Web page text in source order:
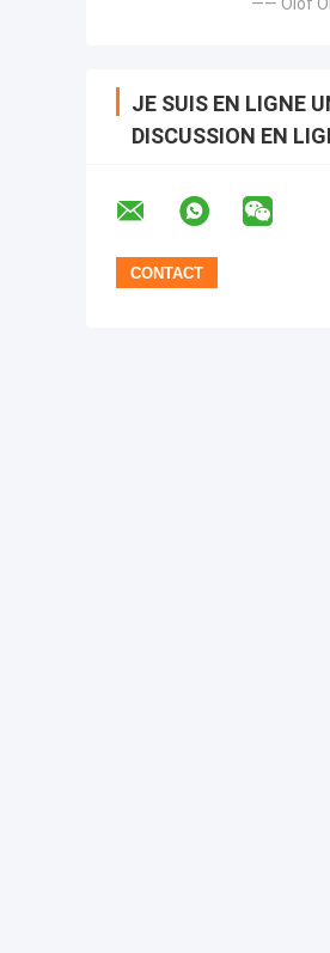
—— Olof
JE SUIS EN LIGNE
DISCUSSION EN